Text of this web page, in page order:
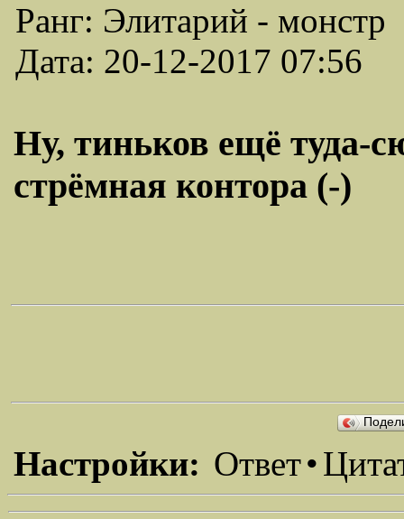
Ранг: Элитарий - монстр
Дата: 20-12-2017 07:56
Ну, тиньков ещё туда-
стрёмная контора (-)
Настройки: Ответ•